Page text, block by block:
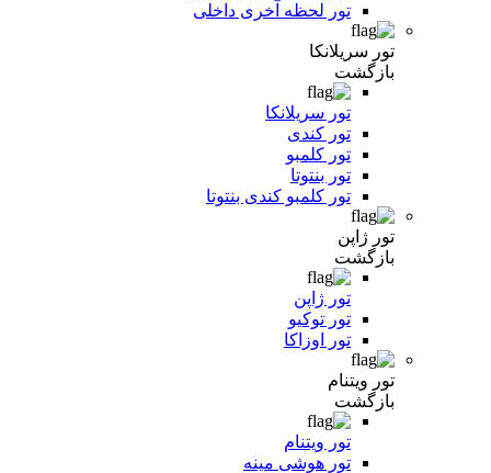
تور لحظه آخری داخلی
تور سریلانکا
بازگشت
تور سریلانکا
تور کندی
تور کلمبو
تور بنتوتا
تور کلمبو کندی بنتوتا
تور ژاپن
بازگشت
تور ژاپن
تور توکیو
تور اوزاکا
تور ویتنام
بازگشت
تور ویتنام
تور هوشی مینه